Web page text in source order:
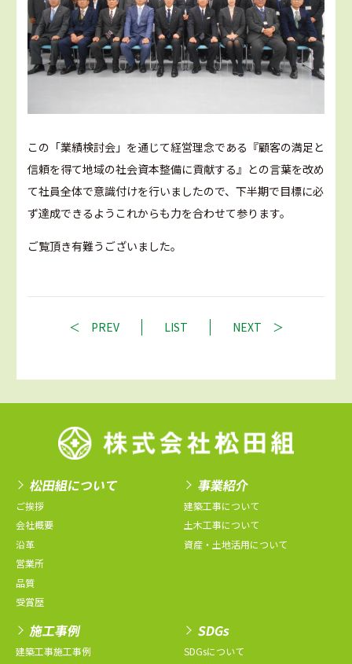
この「業績検討会」を通じて経営理念である『顧客の満足と
信頼を得て地域の社会資本整備に貢献する』との言葉を改め
て社員全体で意識付けを行いましたので、下半期で目標に必
ず達成できるようこれからも力を合わせて参ります。
ご覧頂き有難うございました。
PREV LIST NEXT
松田組について
ご挨拶
会社概要
沿革
営業所
品質
受賞歴
事業紹介
建築工事について
土木工事について
資産・土地活用について
施工事例
建築工事施工事例
SDGs
SDGsについて